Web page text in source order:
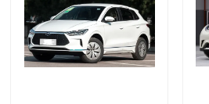
Sản phẩm